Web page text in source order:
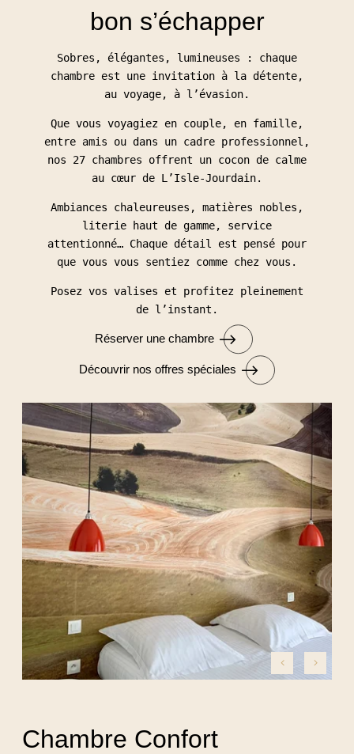
bon s’échapper
Sobres, élégantes, lumineuses : chaque
chambre est une invitation à la détente,
au voyage, à l’évasion.
Que vous voyagiez en couple, en famille,
entre amis ou dans un cadre professionnel,
nos 27 chambres offrent un cocon de calme
au cœur de L’Isle-Jourdain.
Ambiances chaleureuses, matières nobles,
literie haut de gamme, service
attentionné… Chaque détail est pensé pour
que vous vous sentiez comme chez vous.
Posez vos valises et profitez pleinement
de l’instant.
Réserver une chambre
Découvrir nos offres spéciales
Chambre Confort